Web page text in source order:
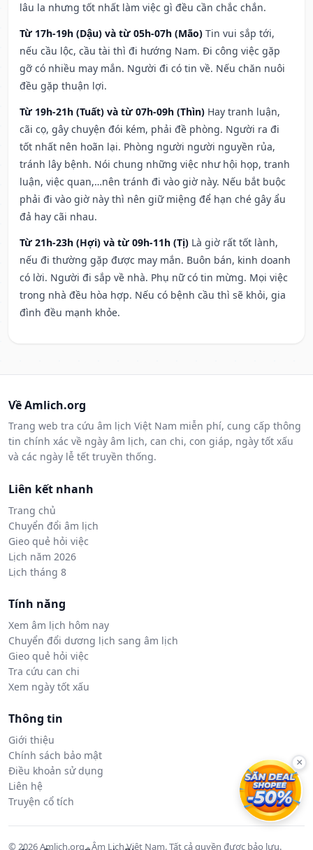
lâu la nhưng tốt nhất làm việc gì đều cần chắc chắn.
Từ 17h-19h (Dậu) và từ 05h-07h (Mão) Tin vui sắp tới,
nếu cầu lộc, cầu tài thì đi hướng Nam. Đi công việc gặp
gỡ có nhiều may mắn. Người đi có tin về. Nếu chăn nuôi
đều gặp thuận lợi.
Từ 19h-21h (Tuất) và từ 07h-09h (Thìn) Hay tranh luận,
cãi cọ, gây chuyện đói kém, phải đề phòng. Người ra đi
tốt nhất nên hoãn lại. Phòng người người nguyền rủa,
tránh lây bệnh. Nói chung những việc như hội họp, tranh
luận, việc quan,…nên tránh đi vào giờ này. Nếu bắt buộc
phải đi vào giờ này thì nên giữ miệng để hạn ché gây ẩu
đả hay cãi nhau.
Từ 21h-23h (Hợi) và từ 09h-11h (Tị) Là giờ rất tốt lành,
nếu đi thường gặp được may mắn. Buôn bán, kinh doanh
có lời. Người đi sắp về nhà. Phụ nữ có tin mừng. Mọi việc
trong nhà đều hòa hợp. Nếu có bệnh cầu thì sẽ khỏi, gia
đình đều mạnh khỏe.
Về Amlich.org
Trang web tra cứu âm lịch Việt Nam miễn phí, cung cấp thông
tin chính xác về ngày âm lịch, can chi, con giáp, ngày tốt xấu
và các ngày lễ tết truyền thống.
Liên kết nhanh
Trang chủ
Chuyển đổi âm lịch
Gieo quẻ hỏi việc
Lịch năm 2026
Lịch tháng 8
Tính năng
Xem âm lịch hôm nay
Chuyển đổi dương lịch sang âm lịch
Gieo quẻ hỏi việc
Tra cứu can chi
Xem ngày tốt xấu
Thông tin
Giới thiệu
Chính sách bảo mật
Điều khoản sử dụng
Liên hệ
Truyện cổ tích
© 2026 Amlich.org - Âm Lịch Việt Nam. Tất cả quyền được bảo lưu.
×